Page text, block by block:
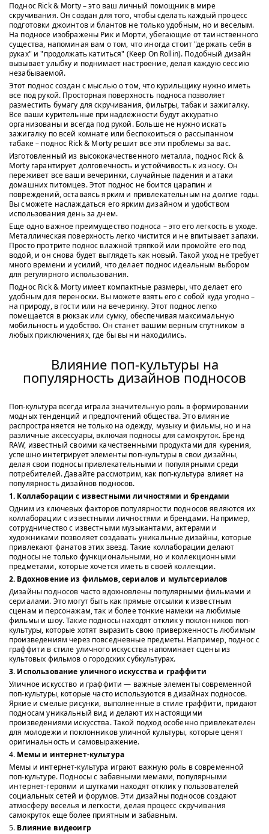
Поднос Rick & Morty – это ваш личный помощник в мире
скручивания. Он создан для того, чтобы сделать каждый процесс
подготовки джоинтов и блантов не только удобным, но и веселым.
На подносе изображены Рик и Морти, убегающие от таинственного
существа, напоминая вам о том, что иногда стоит "держать себя в
руках" и "продолжать катиться" (Keep On Rollin). Подобный дизайн
вызывает улыбку и поднимает настроение, делая каждую сессию
незабываемой.
Этот поднос создан с мыслью о том, что курильщику нужно иметь
все под рукой. Просторная поверхность подноса позволяет
разместить бумагу для скручивания, фильтры, табак и зажигалку.
Все ваши курительные принадлежности будут аккуратно
организованы и всегда под рукой. Больше не нужно искать
зажигалку по всей комнате или беспокоиться о рассыпанном
табаке – поднос Rick & Morty решит все эти проблемы за вас.
Изготовленный из высококачественного металла, поднос Rick &
Morty гарантирует долговечность и устойчивость к износу. Он
переживет все ваши вечеринки, случайные падения и атаки
домашних питомцев. Этот поднос не боится царапин и
повреждений, оставаясь ярким и привлекательным на долгие годы.
Вы сможете наслаждаться его ярким дизайном и удобством
использования день за днем.
Еще одно важное преимущество подноса – это его легкость в уходе.
Металлическая поверхность легко чистится и не впитывает запахи.
Просто протрите поднос влажной тряпкой или промойте его под
водой, и он снова будет выглядеть как новый. Такой уход не требует
много времени и усилий, что делает поднос идеальным выбором
для регулярного использования.
Поднос Rick & Morty имеет компактные размеры, что делает его
удобным для переноски. Вы можете взять его с собой куда угодно –
на природу, в гости или на вечеринку. Этот поднос легко
помещается в рюкзак или сумку, обеспечивая максимальную
мобильность и удобство. Он станет вашим верным спутником в
любых приключениях, где бы вы ни находились.
Влияние поп-культуры на
популярность дизайнов подносов
Поп-культура всегда играла значительную роль в формировании
модных тенденций и предпочтений общества. Это влияние
распространяется не только на одежду, музыку и фильмы, но и на
различные аксессуары, включая подносы для самокруток. Бренд
RAW, известный своими качественными продуктами для курения,
успешно интегрирует элементы поп-культуры в свои дизайны,
делая свои подносы привлекательными и популярными среди
потребителей. Давайте рассмотрим, как поп-культура влияет на
популярность дизайнов подносов.
1. Коллаборации с известными личностями и брендами
Одним из ключевых факторов популярности подносов являются их
коллаборации с известными личностями и брендами. Например,
сотрудничество с известными музыкантами, актерами и
художниками позволяет создавать уникальные дизайны, которые
привлекают фанатов этих звезд. Такие коллаборации делают
подносы не только функциональными, но и коллекционными
предметами, которые хочется иметь в своей коллекции.
2. Вдохновение из фильмов, сериалов и мультсериалов
Дизайны подносов часто вдохновлены популярными фильмами и
сериалами. Это могут быть как прямые отсылки к известным
сценам и персонажам, так и более тонкие намеки на любимые
фильмы и шоу. Такие подносы находят отклик у поклонников поп-
культуры, которые хотят выразить свою приверженность любимым
произведениям через повседневные предметы. Например, поднос с
граффити в стиле уличного искусства напоминает сцены из
культовых фильмов о городских субкультурах.
3. Использование уличного искусства и граффити
Уличное искусство и граффити — важные элементы современной
поп-культуры, которые часто используются в дизайнах подносов.
Яркие и смелые рисунки, выполненные в стиле граффити, придают
подносам уникальный вид и делают их настоящими
произведениями искусства. Такой подход особенно привлекателен
для молодежи и поклонников уличной культуры, которые ценят
оригинальность и самовыражение.
4. Мемы и интернет-культура
Мемы и интернет-культура играют важную роль в современной
поп-культуре. Подносы с забавными мемами, популярными
интернет-героями и шутками находят отклик у пользователей
социальных сетей и форумов. Эти дизайны подносов создают
атмосферу веселья и легкости, делая процесс скручивания
самокруток еще более приятным и забавным.
5. Влияние видеоигр